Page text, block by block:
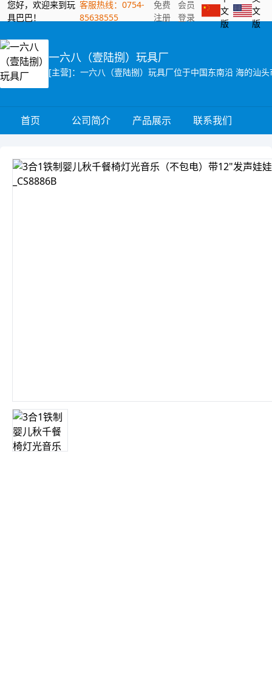
您好，欢迎来到玩
具巴巴！
客服热线：0754-
85638555
免费
注册
会员
登录
文
版
文
版
一六八（壹陆捌）玩具厂
首页 公司简介 产品展示 联系我们